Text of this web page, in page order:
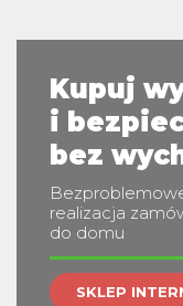
Kupuj
i
bez
realizacja
do domu
SKLEP